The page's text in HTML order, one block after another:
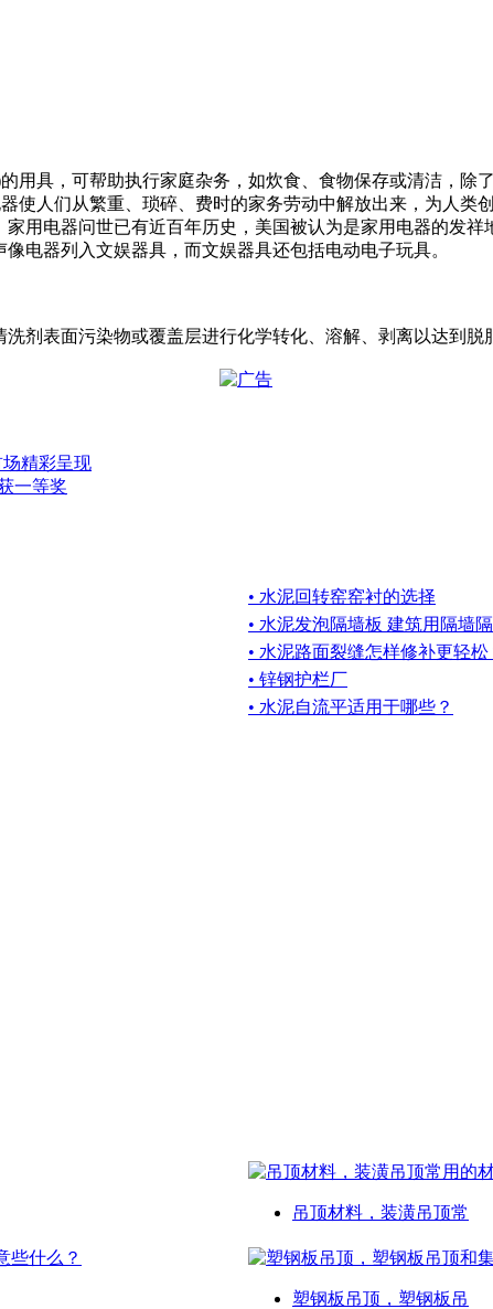
用具，可帮助执行家庭杂务，如炊食、食物保存或清洁，除
使人们从繁重、琐碎、费时的家务劳动中解放出来，为人类
用电器问世已有近百年历史，美国被认为是家用电器的发
电器列入文娱器具，而文娱器具还包括电动电子玩具。
剂表面污染物或覆盖层进行化学转化、溶解、剥离以达到脱
精彩呈现
一等奖
• 水泥回转窑窑衬的选择
• 水泥发泡隔墙板 建筑用隔墙
• 水泥路面裂缝怎样修补更轻
• 锌钢护栏厂
• 水泥自流平适用于哪些？
吊顶材料，装潢吊顶常
塑钢板吊顶，塑钢板吊